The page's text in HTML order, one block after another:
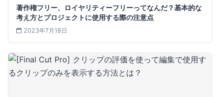
著作権フリー、ロイヤリティーフリーってなんだ？基本的な
考え方とプロジェクトに使用する際の注意点
2023年7月18日